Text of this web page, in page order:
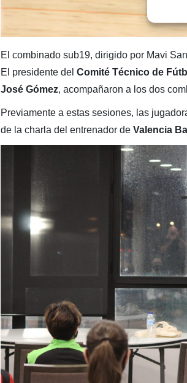
El combinado sub19, dirigido por Mavi
El presidente del Comité Técnico de
José Gómez, acompañaron a los dos
Previamente a estas sesiones, las
de la charla del entrenador de Valencia